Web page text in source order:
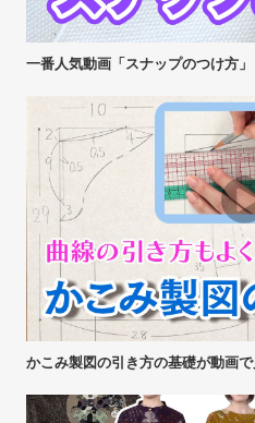
一番人気動画「スナップのつけ方」
かこみ製図の引き方の基礎が動画で